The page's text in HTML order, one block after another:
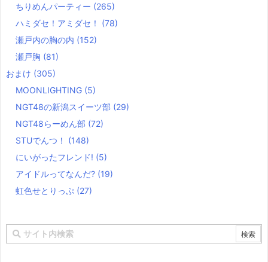
ちりめんパーティー (265)
ハミダセ！アミダセ！ (78)
瀬戸内の胸の内 (152)
瀬戸胸 (81)
おまけ (305)
MOONLIGHTING (5)
NGT48の新潟スイーツ部 (29)
NGT48らーめん部 (72)
STUでんつ！ (148)
にいがったフレンド! (5)
アイドルってなんだ? (19)
虹色せとりっぷ (27)